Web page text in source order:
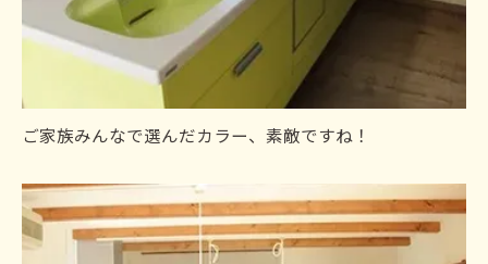
ご家族みんなで選んだカラー、素敵ですね！